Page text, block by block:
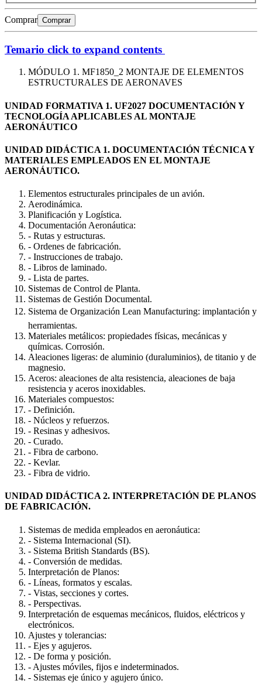
Comprar Comprar
Temario click to expand contents
MÓDULO 1. MF1850_2 MONTAJE DE ELEMENTOS
ESTRUCTURALES DE AERONAVES
UNIDAD FORMATIVA 1. UF2027 DOCUMENTACIÓN Y
TECNOLOGÍA APLICABLES AL MONTAJE
AERONÁUTICO
UNIDAD DIDÁCTICA 1. DOCUMENTACIÓN TÉCNICA Y
MATERIALES EMPLEADOS EN EL MONTAJE
AERONÁUTICO.
Elementos estructurales principales de un avión.
Aerodinámica.
Planificación y Logística.
Documentación Aeronáutica:
- Rutas y estructuras.
- Ordenes de fabricación.
- Instrucciones de trabajo.
- Libros de laminado.
- Lista de partes.
Sistemas de Control de Planta.
Sistemas de Gestión Documental.
Sistema de Organización Lean Manufacturing: implantación y
herramientas.
Materiales metálicos: propiedades físicas, mecánicas y
químicas. Corrosión.
Aleaciones ligeras: de aluminio (duraluminios), de titanio y de
magnesio.
Aceros: aleaciones de alta resistencia, aleaciones de baja
resistencia y aceros inoxidables.
Materiales compuestos:
- Definición.
- Núcleos y refuerzos.
- Resinas y adhesivos.
- Curado.
- Fibra de carbono.
- Kevlar.
- Fibra de vidrio.
UNIDAD DIDÁCTICA 2. INTERPRETACIÓN DE PLANOS
DE FABRICACIÓN.
Sistemas de medida empleados en aeronáutica:
- Sistema Internacional (SI).
- Sistema British Standards (BS).
- Conversión de medidas.
Interpretación de Planos:
- Líneas, formatos y escalas.
- Vistas, secciones y cortes.
- Perspectivas.
Interpretación de esquemas mecánicos, fluidos, eléctricos y
electrónicos.
Ajustes y tolerancias:
- Ejes y agujeros.
- De forma y posición.
- Ajustes móviles, fijos e indeterminados.
- Sistemas eje único y agujero único.